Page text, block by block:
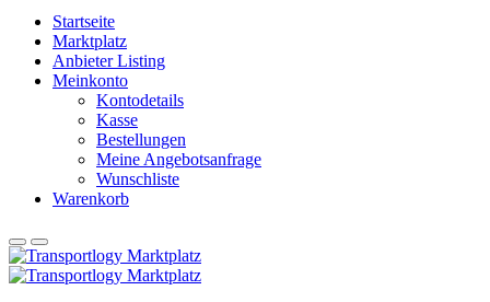
Startseite
Marktplatz
Anbieter Listing
Meinkonto
Kontodetails
Kasse
Bestellungen
Meine Angebotsanfrage
Wunschliste
Warenkorb